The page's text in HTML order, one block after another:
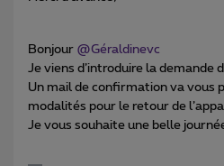
Bonjour @Géraldinevc
Je viens d’introduire la demande
Un mail de confirmation va vous
modalités pour le retour de
Je vous souhaite une belle